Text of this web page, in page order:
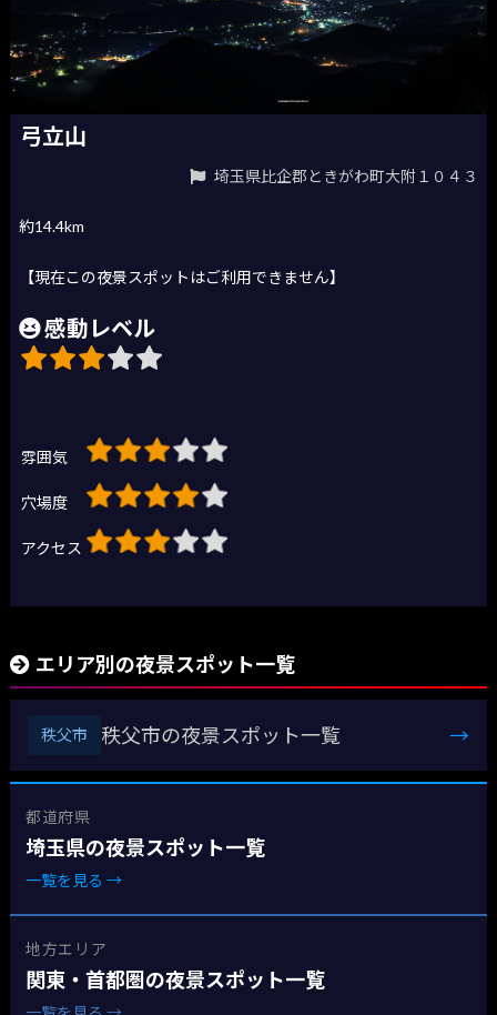
弓立山
埼玉県比企郡ときがわ町大附１０４３
約14.4km
【現在この夜景スポットはご利用できません】
感動レベル
雰囲気
穴場度
アクセス
エリア別の夜景スポット一覧
秩父市 秩父市の夜景スポット一覧 →
都道府県
埼玉県の夜景スポット一覧
一覧を見る →
地方エリア
関東・首都圏の夜景スポット一覧